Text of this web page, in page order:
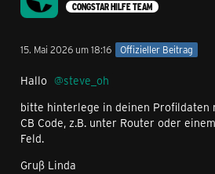
CONGSTAR HILFE TEAM
15. Mai 2026 um 18:16 Offizieller Beitrag
Hallo
steve_oh
bitte hinterlege in deinen Profildaten
CB Code, z.B. unter Router oder
Feld.
Gruß Linda